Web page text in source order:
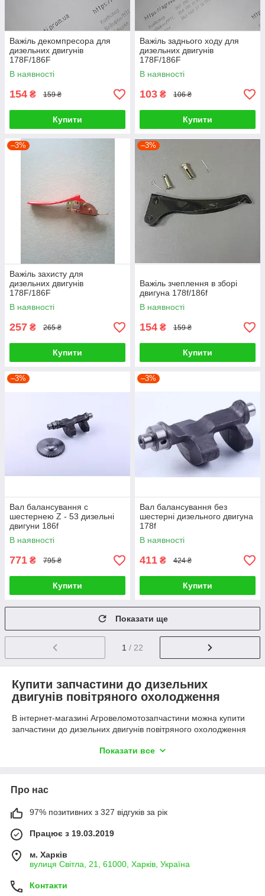
Важіль декомпресора для
дизельних двигунів
178F/186F
В наявності
154 ₴ 159 ₴
Купити
Важіль заднього ходу для
дизельних двигунів
178F/186F
В наявності
103 ₴ 106 ₴
Купити
–3%
Важіль захисту для
дизельних двигунів
178F/186F
В наявності
257 ₴ 265 ₴
Купити
–3%
Важіль зчеплення в зборі
двигуна 178f/186f
В наявності
154 ₴ 159 ₴
Купити
–3%
Вал балансування c
шестернею Z - 53 дизельні
двигуни 186f
В наявності
771 ₴ 795 ₴
Купити
–3%
Вал балансування без
шестерні дизельного двигуна
178f
В наявності
411 ₴ 424 ₴
Купити
Показати ще
1 / 22
Купити запчастини до дизельних
двигунів повітряного охолодження
В інтернет-магазині Агровеломотозапчастини можна купити
запчастини до дизельних двигунів повітряного охолодження
широкий асортимент деталей для ремонту та
великий вибір запчастин;
доступні ціни;
якісні комплектуючі від перевірених виробників.
Показати все
Про нас
97% позитивних з 327 відгуків за рік
Працює з 19.03.2019
м. Харків
вулиця Світла, 21, 61000, Харків, Україна
Контакти